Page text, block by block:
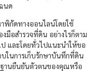
นด
พิกัดทางออนไลน์โดยใช้
มือสำรวจที่ดิน อย่างไรก็ตาม
ป และโดยทั่วไปแนะนำให้ขอ
ในการเก็บรักษาบันทึกที่ดิน
านยืนยันตัวตนของคุณหรือ